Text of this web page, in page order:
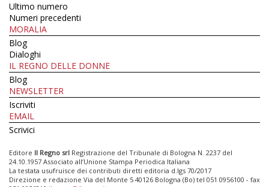
Ultimo numero
Numeri precedenti
MORALIA
Blog
Dialoghi
IL REGNO DELLE DONNE
Blog
NEWSLETTER
Iscriviti
EMAIL
Scrivici
Editore Il Regno srl Registrazione del Tribunale di Bologna N. 2237 del
24.10.1957 Associato all’Unione Stampa Periodica Italiana
La testata usufruisce dei contributi diretti editoria d.lgs 70/2017
Direzione e redazione Via del Monte 5 40126 Bologna (Bo) tel 051 0956100 - fax